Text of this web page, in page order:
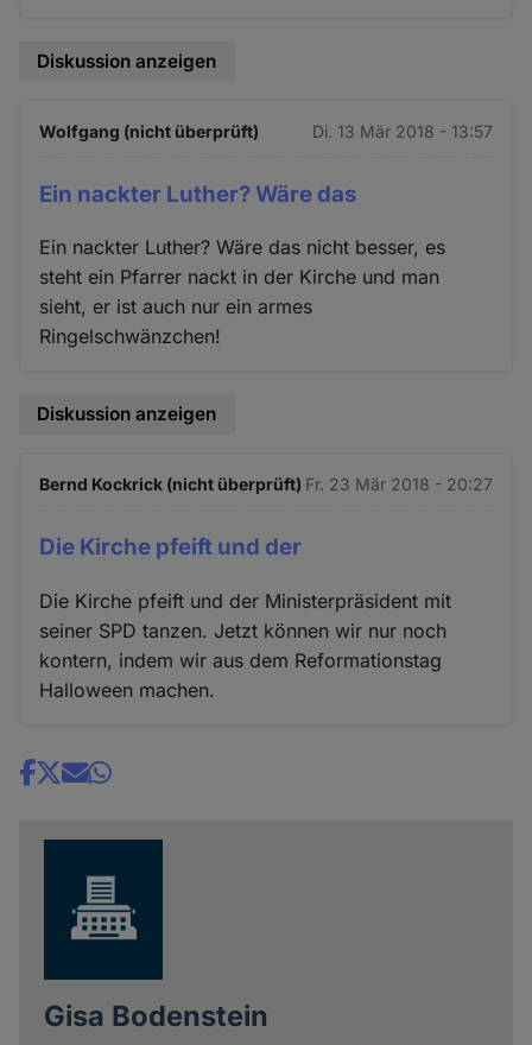
Diskussion anzeigen
Wolfgang (nicht überprüft) Di. 13 Mär 2018 - 13:57
Ein nackter Luther? Wäre das
Ein nackter Luther? Wäre das nicht besser, es
steht ein Pfarrer nackt in der Kirche und man
sieht, er ist auch nur ein armes
Ringelschwänzchen!
Diskussion anzeigen
Bernd Kockrick (nicht überprüft) Fr. 23 Mär 2018 - 20:27
Die Kirche pfeift und der
Die Kirche pfeift und der Ministerpräsident mit
seiner SPD tanzen. Jetzt können wir nur noch
kontern, indem wir aus dem Reformationstag
Halloween machen.
Share
Gisa Bodenstein